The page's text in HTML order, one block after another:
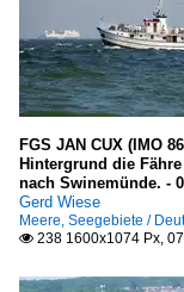
Portugal
Transtejo
FGS JAN CUX (IMO
Hintergrund die Fähre
nach Swinemünde. -
Gerd Wiese
Meere, Seegebiete /
 238 1600x1074 Px,